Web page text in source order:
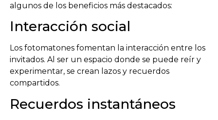
algunos de los beneficios más destacados:
Interacción social
Los fotomatones fomentan la interacción entre los
invitados. Al ser un espacio donde se puede reír y
experimentar, se crean lazos y recuerdos
compartidos.
Recuerdos instantáneos